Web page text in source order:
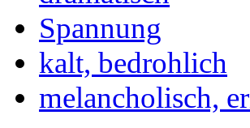
Spannung
kalt, bedrohlich
melancholisch,